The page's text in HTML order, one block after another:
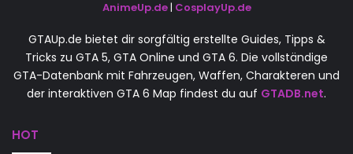
AnimeUp.de| CosplayUp.de
GTAUp.de bietet dir sorgfältig erstellte Guides, Tipps &
Tricks zu GTA 5, GTA Online und GTA 6. Die vollständige
GTA-Datenbank mit Fahrzeugen, Waffen, Charakteren und
der interaktiven GTA 6 Map findest du auf GTADB.net.
HOT